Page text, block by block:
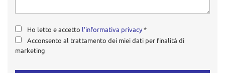
Ho letto e accetto l'informativa privacy *
Acconsento al trattamento dei miei dati per finalità di
marketing
Cookie di marketing